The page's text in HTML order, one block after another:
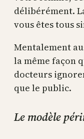
délibérément.
vous êtes tous
Mentalement
la même façon
docteurs
que le public.
Le modèle